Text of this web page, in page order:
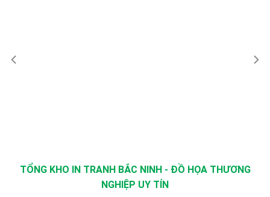
TỔNG KHO IN TRANH BẮC NINH - ĐỒ HỌA THƯƠNG
NGHIỆP UY TÍN